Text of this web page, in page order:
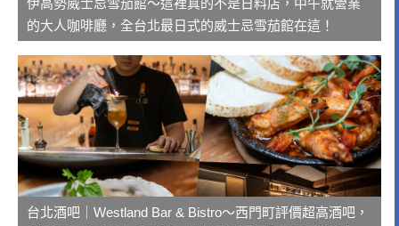
伊高勢威士忌雪茄館～這裡真的不是日料店，中午就營業
的大人咖啡廳，全台北最日式的威士忌雪茄館在這！
台北酒吧｜Westland Bar & Bistro～西門町評價超高酒吧，